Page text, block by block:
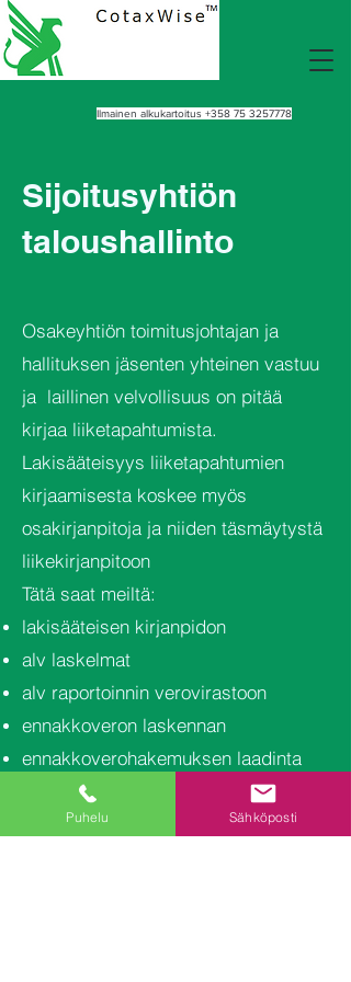
Ilmainen alkukartoitus +358 75 3257778
Sijoitusyhtiön
taloushallinto
Osakeyhtiön toimitusjohtajan ja
hallituksen jäsenten yhteinen vastuu
ja laillinen velvollisuus on pitää
kirjaa liiketapahtumista.
Lakisääteisyys liiketapahtumien
kirjaamisesta koskee myös
osakirjanpitoja ja niiden täsmäytystä
liikekirjanpitoon
Tätä saat meiltä:
lakisääteisen kirjanpidon
alv laskelmat
alv raportoinnin verovirastoon
ennakkoveron laskennan
ennakkoverohakemuksen laadinta
puhelintuki
tilinpäätöksen ja veroilmoituksen
Puhelu Sähköposti